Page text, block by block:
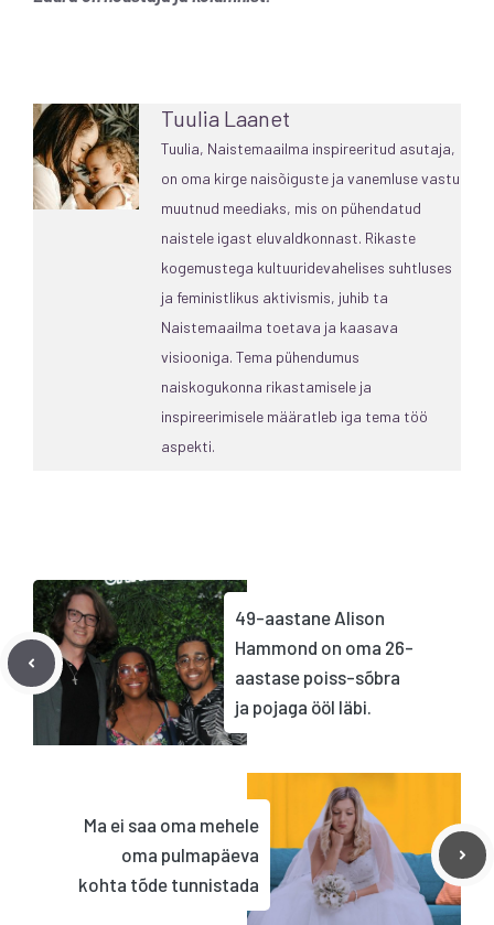
Tuulia Laanet
Tuulia, Naistemaailma inspireeritud asutaja,
on oma kirge naisõiguste ja vanemluse vastu
muutnud meediaks, mis on pühendatud
naistele igast eluvaldkonnast. Rikaste
kogemustega kultuuridevahelises suhtluses
ja feministlikus aktivismis, juhib ta
Naistemaailma toetava ja kaasava
visiooniga. Tema pühendumus
naiskogukonna rikastamisele ja
inspireerimisele määratleb iga tema töö
aspekti.
49-aastane Alison
Hammond on oma 26-
aastase poiss-sõbra
ja pojaga ööl läbi.
Ma ei saa oma mehele
oma pulmapäeva
kohta tõde tunnistada